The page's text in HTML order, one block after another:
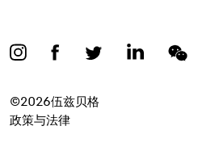
©2026伍兹贝格
政策与法律